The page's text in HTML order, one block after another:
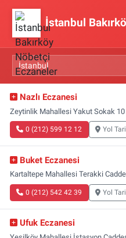
İstanbul
Nazlı Eczanesi
Zeytinlik Mahallesi Yakut Sokak 10
0 (212) 599 12 12 Yol
Buket Eczanesi
Kartaltepe Mahallesi Terakki
0 (212) 542 42 39 Yol
Ufuk Eczanesi